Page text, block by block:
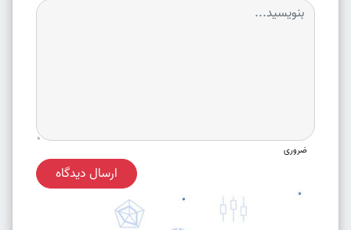
ضروری
ارسال دیدگاه